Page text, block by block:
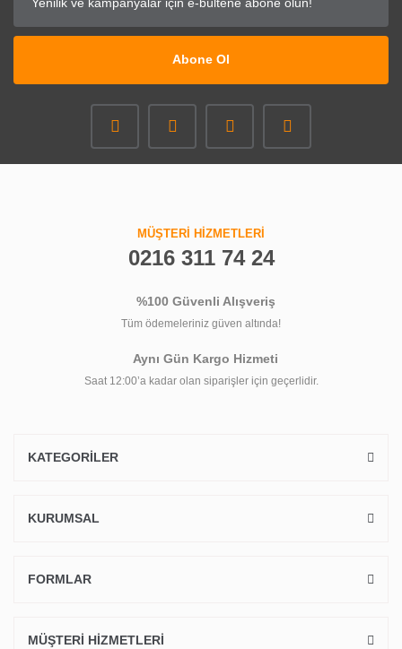
Abone Ol
MÜŞTERİ HİZMETLERİ
0216 311 74 24
%100 Güvenli Alışveriş
Tüm ödemeleriniz güven altında!
Aynı Gün Kargo Hizmeti
Saat 12:00’a kadar olan siparişler için geçerlidir.
KATEGORİLER
KURUMSAL
FORMLAR
MÜŞTERİ HİZMETLERİ